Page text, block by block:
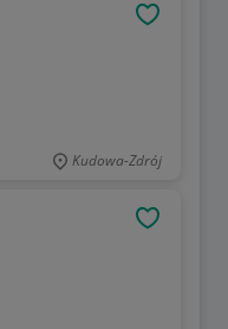
Kudowa-Zdrój